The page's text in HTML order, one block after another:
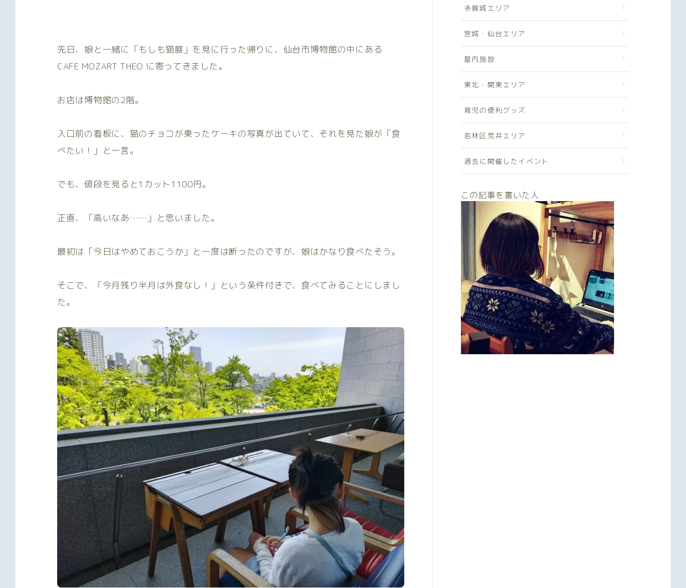
先日、娘と一緒に「もしも猫展」を見に行った帰りに、仙台市博物館の中にある
CAFE MOZART THEO に寄ってきました。
お店は博物館の2階。
入口前の看板に、猫のチョコが乗ったケーキの写真が出ていて、それを見た娘が「食
べたい！」と一言。
でも、値段を見ると1カット1100円。
正直、「高いなあ……」と思いました。
最初は「今日はやめておこうか」と一度は断ったのですが、娘はかなり食べたそう。
そこで、「今月残り半月は外食なし！」という条件付きで、食べてみることにしまし
た。
多賀城エリア
宮城・仙台エリア
屋内施設
東北・関東エリア
育児の便利グッズ
若林区荒井エリア
過去に開催したイベント
この記事を書いた人